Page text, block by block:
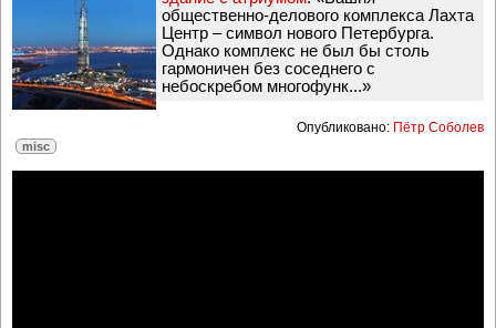
общественно-делового комплекса Лахта
Центр – символ нового Петербурга.
Однако комплекс не был бы столь
гармоничен без соседнего с
небоскребом многофунк...»
Опубликовано: Пётр Соболев
misc